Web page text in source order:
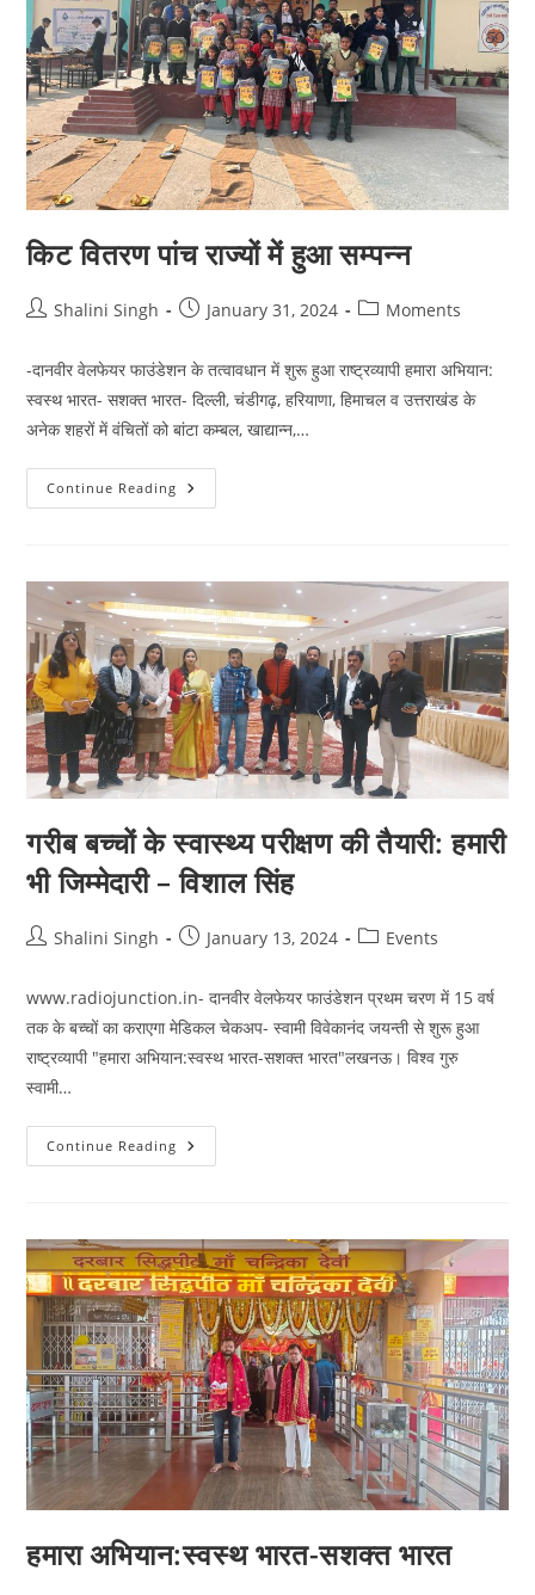
किट वितरण पांच राज्यों में हुआ सम्पन्न
PostShalini Singh
PostJanuary 31, 2024
PostMoments
-दानवीर वेलफेयर फाउंडेशन के तत्वावधान में शुरू हुआ राष्ट्रव्यापी हमारा अभियान:
स्वस्थ भारत- सशक्त भारत- दिल्ली, चंडीगढ़, हरियाणा, हिमाचल व उत्तराखंड के
अनेक शहरों में वंचितों को बांटा कम्बल, खाद्यान्न,…
Continue Reading किट
वितरण
सम्पन्न
गरीब बच्चों के स्वास्थ्य परीक्षण की तैयारी: हमारी
भी जिम्मेदारी – विशाल सिंह
PostShalini Singh
PostJanuary 13, 2024
PostEvents
www.radiojunction.in- दानवीर वेलफेयर फाउंडेशन प्रथम चरण में 15 वर्ष
तक के बच्चों का कराएगा मेडिकल चेकअप- स्वामी विवेकानंद जयन्ती से शुरू हुआ
राष्ट्रव्यापी "हमारा अभियान:स्वस्थ भारत-सशक्त भारत"लखनऊ। विश्व गुरु
स्वामी…
Continue Reading गरीब
बच्चों
तैयारी:
हमारी
भी
जिम्मेदारी
–
विशाल
सिंह
हमारा अभियान:स्वस्थ भारत-सशक्त भारत